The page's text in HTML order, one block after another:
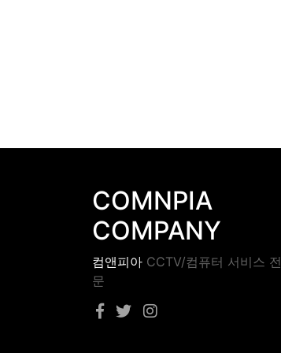
COMNPIA
COMPANY
컴앤피아 CCTV/컴퓨터 서비스 전
문